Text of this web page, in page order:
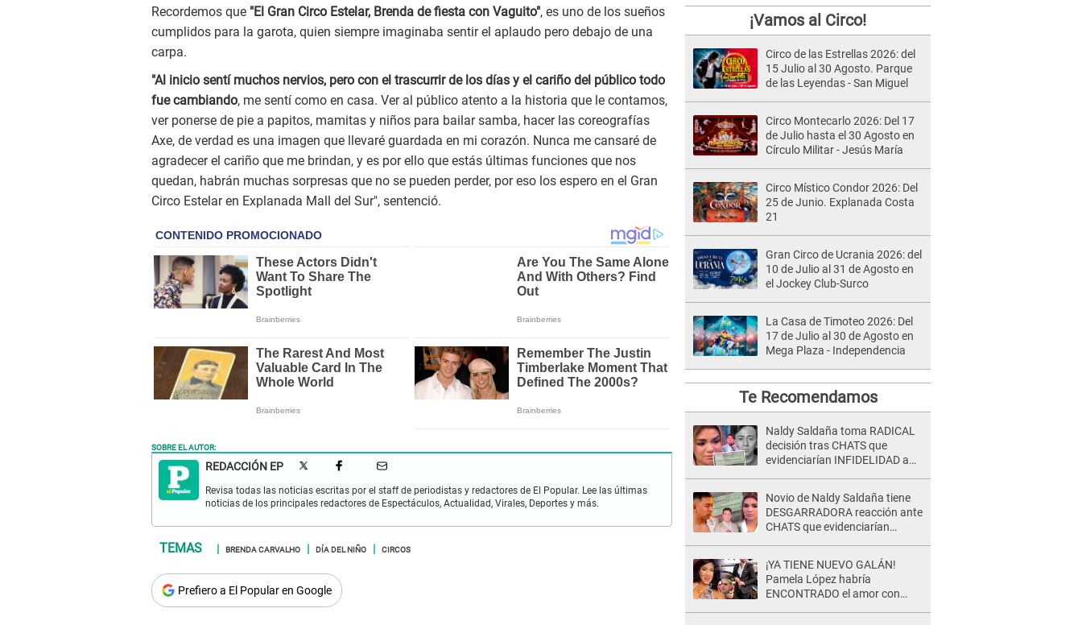
Recordemos que "El Gran Circo Estelar, Brenda de fiesta con Vaguito", es uno de los sueños
cumplidos para la garota, quien siempre imaginaba sentir el aplaudo pero debajo de una
carpa.
"Al inicio sentí muchos nervios, pero con el trascurrir de los días y el cariño del público todo
fue cambiando, me sentí como en casa. Ver al público atento a la historia que le contamos,
ver ponerse de pie a papitos, mamitas y niños para bailar samba, hacer las coreografías
Axe, de verdad es una imagen que llevaré guardada en mi corazón. Nunca me cansaré de
agradecer el cariño que me brindan, y es por ello que estás últimas funciones que nos
quedan, habrán muchas sorpresas que no se pueden perder, por eso los espero en el Gran
Circo Estelar en Explanada Mall del Sur", sentenció.
SOBRE EL AUTOR:
REDACCIÓN EP
Revisa todas las noticias escritas por el staff de periodistas y redactores de El Popular. Lee las últimas
noticias de los principales redactores de Espectáculos, Actualidad, Virales, Deportes y más.
BRENDA CARVALHO DÍA DEL NIÑO CIRCOS
Prefiero a El Popular en Google
¡Vamos al Circo!
Circo de las Estrellas 2026: del
15 Julio al 30 Agosto. Parque
de las Leyendas - San Miguel
Circo Montecarlo 2026: Del 17
de Julio hasta el 30 Agosto en
Círculo Militar - Jesús María
Circo Místico Condor 2026: Del
25 de Junio. Explanada Costa
21
Gran Circo de Ucrania 2026: del
10 de Julio al 31 de Agosto en
el Jockey Club-Surco
La Casa de Timoteo 2026: Del
17 de Julio al 30 de Agosto en
Mega Plaza - Independencia
Te Recomendamos
Naldy Saldaña toma RADICAL
decisión tras CHATS que
evidenciarían INFIDELIDAD a
Novio de Naldy Saldaña tiene
DESGARRADORA reacción ante
CHATS que evidenciarían
'La Bella Luz': "Se puso..."
¡YA TIENE NUEVO GALÁN!
Pamela López habría
ENCONTRADO el amor con